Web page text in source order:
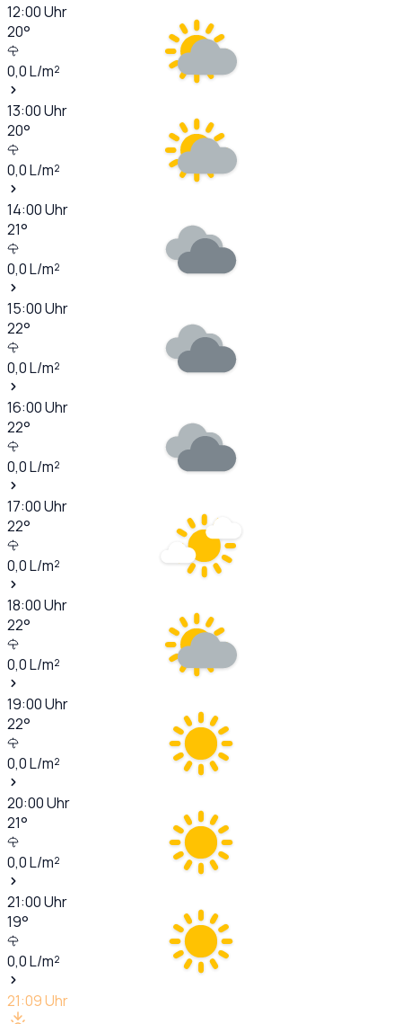
12:00Uhr
20°
0,0L/m²
13:00Uhr
20°
0,0L/m²
14:00Uhr
21°
0,0L/m²
15:00Uhr
22°
0,0L/m²
16:00Uhr
22°
0,0L/m²
17:00Uhr
22°
0,0L/m²
18:00Uhr
22°
0,0L/m²
19:00Uhr
22°
0,0L/m²
20:00Uhr
21°
0,0L/m²
21:00Uhr
19°
0,0L/m²
21:09Uhr